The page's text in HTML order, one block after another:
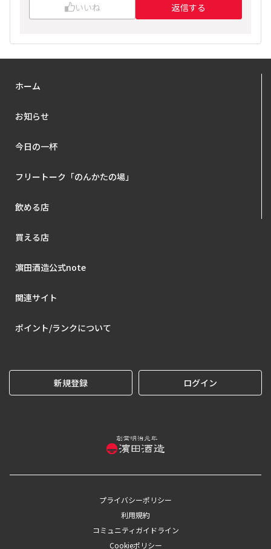
いいね 返信する
ホーム
お知らせ
今日の一杯
フリートーク「のんかたの場」
飲める店
買える店
濵田酒造公式note
関連サイト
ポイント/ランクについて
新規登録 ログイン
プライバシーポリシー
利用規約
コミュニティガイドライン
Cookieポリシー